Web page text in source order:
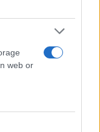
web or
τοπικά στη νότια
με 32 βαθμούς